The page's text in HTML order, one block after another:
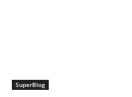
SuperBlog